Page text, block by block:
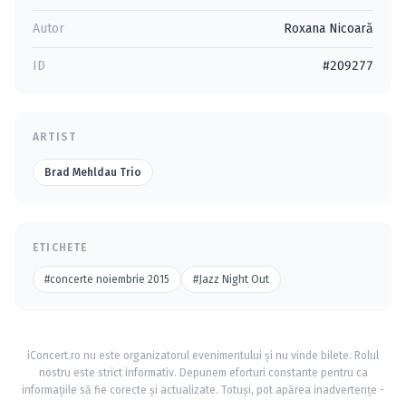
Autor Roxana Nicoară
ID #209277
ARTIST
Brad Mehldau Trio
ETICHETE
#concerte noiembrie 2015 #Jazz Night Out
iConcert.ro nu este organizatorul evenimentului și nu vinde bilete. Rolul
nostru este strict informativ. Depunem eforturi constante pentru ca
informațiile să fie corecte și actualizate. Totuși, pot apărea inadvertențe -